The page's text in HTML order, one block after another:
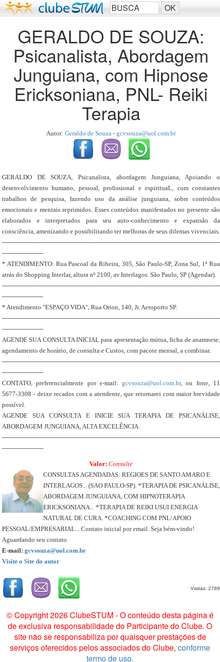
GERALDO DE SOUZA:
Psicanalista, Abordagem
Junguiana, com Hipnose
Ericksoniana, PNL- Reiki
Terapia
Autor: Geraldo de Souza - gcvsouza@uol.com.br
GERALDO DE SOUZA, Psicanalista, abordagem Junguiana, Apoiando o
desenvolvimento humano, pessoal, profissional e espirituaL, com constantes
trabalhos de pesquisa, fazendo uso da análise junguiana, sobre conteúdos
emocionais e mentais reprimidos. Esses conteúdos manifestados no presente são
elaborados e interpretados para seu auto-conhecimento e expansão da
consciência, amenizando e possibilitando ter melhoras de seus dilemas vivenciais.
---------------------------------------------------------------------------------------------------------------
---------------------
* ATENDIMENTO: Rua Pascoal da Ribeira, 305, São Paulo-SP, Zona Sul, 1ª Rua
atrás do Shopping Interlar, altura nº 2100, av.Interlagos. São Paulo, SP (Agendar).
---------------------------------------------------------------------------------------------------------------
---------------------
* Atendimento "ESPAÇO VIDA", Rua Orion, 140, Jr. Aeroporto SP.
---------------------------------------------------------------------------------------------------------------
---------------------
AGENDE SUA CONSULTA INICIAL para apresentação mútua, ficha de anamnese,
agendamento de horário, de consulta e Custos, com pacote mensal, a combinar.
---------------------------------------------------------------------------------------------------------------
---------------------
CONTATO, preferencialmente por e-mail:gcvsouza@uol.com.br, ou fone, 11
5677-3308 - deixe recados com a atendente, que retornarei com maior brevidade
possível.
AGENDE SUA CONSULTA E INICIE SUA TERAPIA DE PSICANÁLISE,
ABORDAGEM JUNGUIANA, ALTA EXCELÊNCIA.
---------------------------------------------------------------------------------------------------------------
---------------------
Valor: Consulte
CONSULTAS AGENDADAS: REGIOES DE SANTO AMARO E
INTERLAGOS... (SAO PAULO-SP). *TERAPIA DE PSICANÁLISE,
ABORDAGEM JUNGUIANA, COM HIPNOTERAPIA
ERICKSONIANA... *TERAPIA DE REIKI USUI ENERGIA
NATURAL DE CURA. *COACHING COM PNL/APOIO
PESSOAL/EMPRESARIAL... Contato inicial por email. Seja bém-vindo!
Aguardando seu contato.
E-mail: gcvsouza@uol.com.br
Visite o Site do autor
Visitas: 2789
© Copyright 2026 ClubeSTUM - O conteúdo desta página é
de exclusiva responsabilidade do Participante do Clube. O
site não se responsabiliza por quaisquer prestações de
serviços oferecidos pelos associados do Clube, conforme
termo de uso.